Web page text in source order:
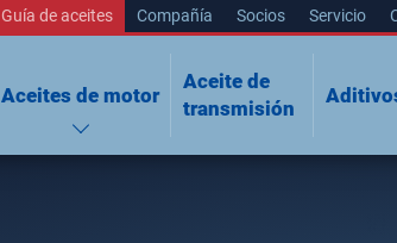
Guía de aceites Compañía Socios Servicio
Aceites de motor
Aceite de
transmisión